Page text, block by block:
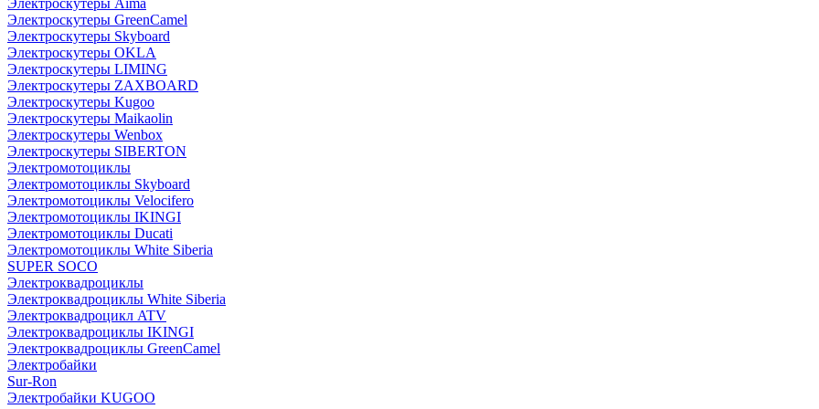
Электроскутеры Aima
Электроскутеры GreenCamel
Электроскутеры Skyboard
Электроскутеры OKLA
Электроскутеры LIMING
Электроскутеры ZAXBOARD
Электроскутеры Kugoo
Электроскутеры Maikaolin
Электроскутеры Wenbox
Электроскутеры SIBERTON
Электромотоциклы
Электромотоциклы Skyboard
Электромотоциклы Velocifero
Электромотоциклы IKINGI
Электромотоциклы Ducati
Электромотоциклы White Siberia
SUPER SOCO
Электроквадроциклы
Электроквадроциклы White Siberia
Электроквадроцикл ATV
Электроквадроциклы IKINGI
Электроквадроциклы GreenCamel
Электробайки
Sur-Ron
Электробайки KUGOO